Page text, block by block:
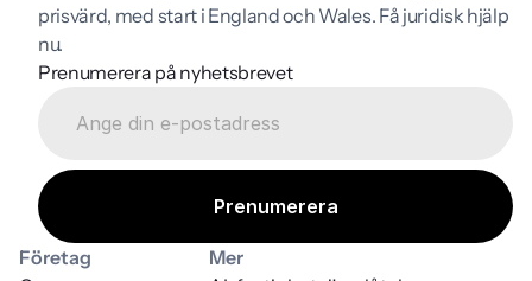
prisvärd, med start i England och Wales. Få juridisk hjälp
nu.
Prenumerera på nyhetsbrevet
Företag
Mer